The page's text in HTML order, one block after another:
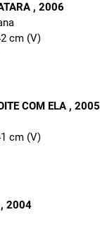
, 2006
cm (V)
COM ELA , 2005
cm (V)
, 2004